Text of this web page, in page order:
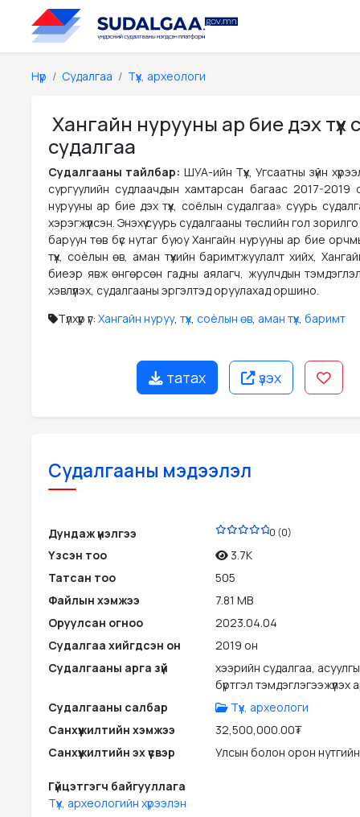
Нүүр Судалгаа Түүх, археологи
Хангайн нурууны ар бие дэх түүх
судалгаа
Судалгааны тайлбар: ШУА-ийн Түүх, Угсаатны зүйн
сургуулийн судлаачдын хамтарсан багаас 2017-2019
нурууны ар бие дэх түүх, соёлын судалгаа» суурь
хэрэгжүүлсэн. Энэхүү суурь судалгааны төслийн гол
баруун төв бүс нутаг буюу Хангайн нурууны ар бие
түүх, соѐлын өв, аман түүхийн баримтжуулалт хийх,
биеэр явж өнгөрсөн гадны аялагч, жуулчдын
хэвлүүлэх, судалгааны эргэлтэд оруулахад оршино.
Түлхүүр үг: Хангайн нуруу, түүх, соѐлын өв, аман түүх, баримт
татах үзэх
Судалгааны мэдээлэл
Дундаж үнэлгээ 0 (0)
Үзсэн тоо
3.7K
Татсан тоо
505
Файлын хэмжээ
7.81 MB
Оруулсан огноо
2023.04.04
Судалгаа хийгдсэн он
2019 он
Судалгааны арга зүй
хээрийн судалгаа,
бүртгэл тэмдэглэгээжүүлэх
Судалгааны салбар
Түүх, археологи
Санхүүжилтийн хэмжээ
32,500,000.00₮
Санхүүжилтийн эх үүсвэр
Улсын болон орон
Гүйцэтгэгч байгууллага
Түүх, археологийн хүрээлэн